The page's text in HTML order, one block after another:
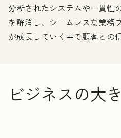
分断されたシステムや一貫性
を解消し、シームレスな業務
が成長していく中で顧客との
ビジネスの大